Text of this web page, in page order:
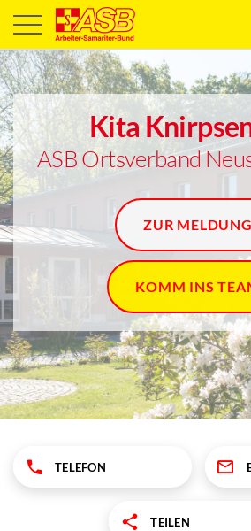
Kita
ASB Ortsverband
ZUR MELDUNG
KOMM INS
TELEFON
TEILEN